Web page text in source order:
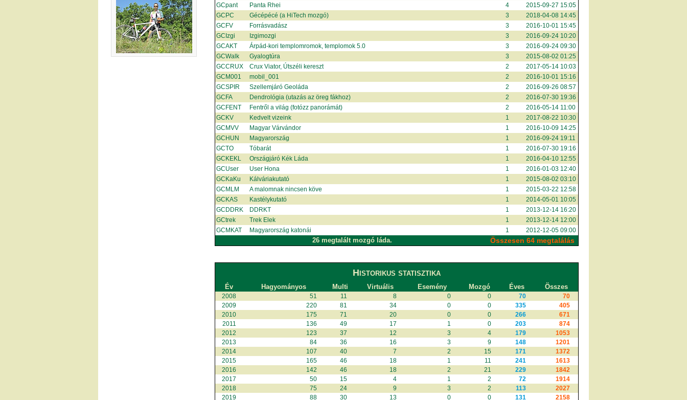
GCpant
Panta Rhei 4
2015-09-27 15:05
GCPC
Gécépécé (a HiTech mozgó) 3
2018-04-08 14:45
GCFV
Forrásvadász 3
2016-10-01 15:45
GCIzgi
Izgimozgi 3
2016-09-24 10:20
GCAKT
Árpád-kori templomromok, templomok 5.0 3
2016-09-24 09:30
GCWalk
Gyalogtúra 3
2015-08-02 01:25
GCCRUX
Crux Viator, Útszéli kereszt 2
2017-05-14 10:03
GCM001
mobil_001 2
2016-10-01 15:16
GCSPIR
Szellemjáró Geoláda 2
2016-09-26 08:57
GCFA
Dendrológia (utazás az öreg fákhoz) 2
2016-07-30 19:36
GCFENT
Fentről a világ (fotózz panorámát) 2
2016-05-14 11:00
GCKV
Kedvelt vizeink 1
2017-08-22 10:30
GCMVV
Magyar Várvándor 1
2016-10-09 14:25
GCHUN
Magyarország 1
2016-09-24 19:11
GCTO
Tóbarát 1
2016-07-30 19:16
GCKEKL
Országjáró Kék Láda 1
2016-04-10 12:55
GCUser
User Hona 1
2016-01-03 12:40
GCKaKu
Kálváriakutató 1
2015-08-02 03:10
GCMLM
A malomnak nincsen köve 1
2015-03-22 12:58
GCKAS
Kastélykutató 1
2014-05-01 10:05
GCDDRK
DDRKT 1
2013-12-14 16:20
GCtrek
Trek Elek 1
2013-12-14 12:00
GCMKAT
Magyarország katonái 1 2012-12-05 09:00
26 megtalált mozgó láda. Összesen 64 megtalálás
Historikus statisztika
Év Hagyományos Multi Virtuális Esemény Mozgó Éves Összes
2008 51 11 8 0 0 70
70
2009
220 81 34 0 0 335
405
2010
175 71 20 0 0 266
671
2011
136 49 17 1 0 203
874
2012
123 37 12 3 4 179
1053
2013
84 36 16 3 9 148
1201
2014
107 40 7 2 15 171
1372
2015
165 46 18 1 11 241
1613
2016
142 46 18 2 21 229
1842
2017
50 15 4 1 2 72
1914
2018
75 24 9 3 2 113
2027
2019
88 30 13 0 0 131
2158